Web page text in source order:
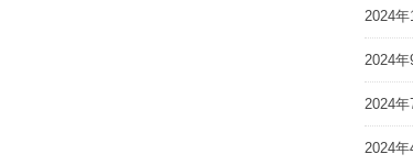
2024年
2024年
2024年
2024年